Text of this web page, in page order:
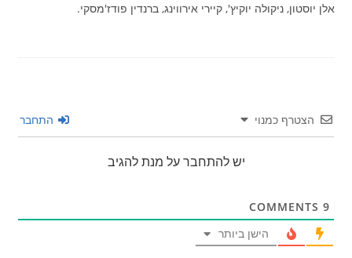
אלן יוסטון, ניקולה יוקיץ', קיירי אירווינג, ברנדין פודז'מסקי.
הצטרף כמנוי התחבר
יש להתחבר על מנת להגיב
9
הישן ביותר